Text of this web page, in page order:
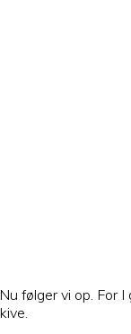
følger vi op. For